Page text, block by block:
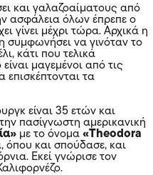
και γαλαζοαίματους από
ασφάλεια όλων έπρεπε ο
γίνει μέχρι τώρα. Αρχικά η
συμφωνήσει να γινόταν το
κάτι που τελικά
μαγεμένοι από τις
επισκέπτονται τα
είναι 35 ετών και
πασίγνωστη αµερικανική
µε το όνομα «Theodora
όπου και σπούδασε, και
Εκεί γνώρισε τον